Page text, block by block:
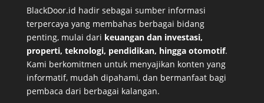
BlackDoor.id hadir sebagai sumber informasi
terpercaya yang membahas berbagai bidang
penting, mulai dari keuangan dan investasi,
properti, teknologi, pendidikan, hingga otomotif.
Kami berkomitmen untuk menyajikan konten yang
informatif, mudah dipahami, dan bermanfaat bagi
pembaca dari berbagai kalangan.